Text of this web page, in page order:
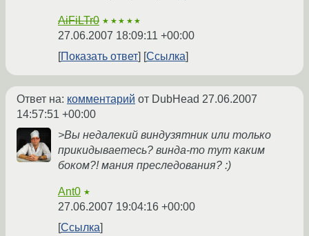
AiFiLTr0 ★★★★★
27.06.2007 18:09:11 +00:00
Показать ответ
Ссылка
Ответ на: комментарий от DubHead 27.06.2007
14:57:51 +00:00
>Вы недалекий виндузятник или только
прикидываетесь? винда-то тут каким
боком?! мания преследования? :)
Ant0 ★
27.06.2007 19:04:16 +00:00
Ссылка